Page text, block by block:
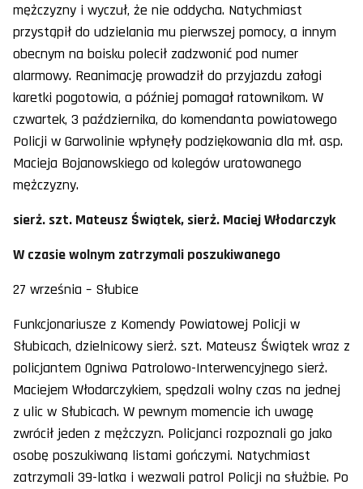
mężczyzny i wyczuł, że nie oddycha. Natychmiast
przystąpił do udzielania mu pierwszej pomocy, a innym
obecnym na boisku polecił zadzwonić pod numer
alarmowy. Reanimację prowadził do przyjazdu załogi
karetki pogotowia, a później pomagał ratownikom. W
czwartek, 3 października, do komendanta powiatowego
Policji w Garwolinie wpłynęły podziękowania dla mł. asp.
Macieja Bojanowskiego od kolegów uratowanego
mężczyzny.
sierż. szt. Mateusz Świątek, sierż. Maciej Włodarczyk
W czasie wolnym zatrzymali poszukiwanego
27 września – Słubice
Funkcjonariusze z Komendy Powiatowej Policji w
Słubicach, dzielnicowy sierż. szt. Mateusz Świątek wraz z
policjantem Ogniwa Patrolowo-Interwencyjnego sierż.
Maciejem Włodarczykiem, spędzali wolny czas na jednej
z ulic w Słubicach. W pewnym momencie ich uwagę
zwrócił jeden z mężczyzn. Policjanci rozpoznali go jako
osobę poszukiwaną listami gończymi. Natychmiast
zatrzymali 39-latka i wezwali patrol Policji na służbie. Po